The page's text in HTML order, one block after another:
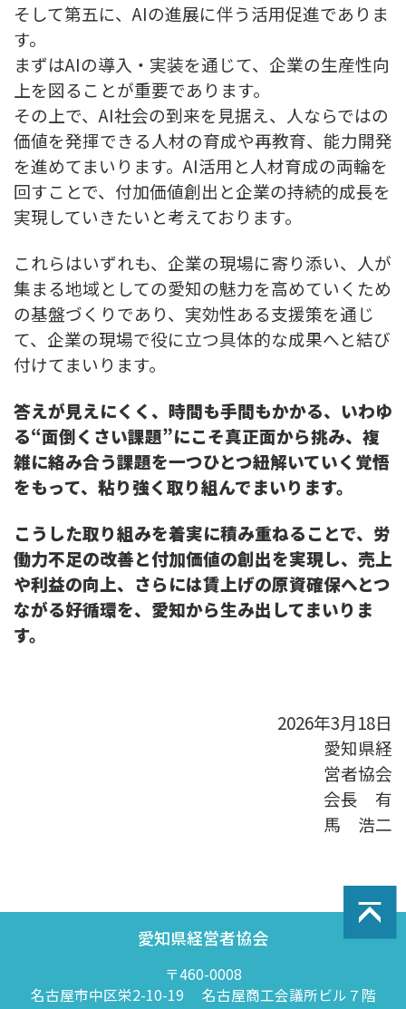
そして第五に、AIの進展に伴う活用促進でありま
す。
まずはAIの導入・実装を通じて、企業の生産性向
上を図ることが重要であります。
その上で、AI社会の到来を見据え、人ならではの
価値を発揮できる人材の育成や再教育、能力開発
を進めてまいります。AI活用と人材育成の両輪を
回すことで、付加価値創出と企業の持続的成長を
実現していきたいと考えております。
これらはいずれも、企業の現場に寄り添い、人が
集まる地域としての愛知の魅力を高めていくため
の基盤づくりであり、実効性ある支援策を通じ
て、企業の現場で役に立つ具体的な成果へと結び
付けてまいります。
答えが見えにくく、時間も手間もかかる、いわゆ
る“面倒くさい課題”にこそ真正面から挑み、複
雑に絡み合う課題を一つひとつ紐解いていく覚悟
をもって、粘り強く取り組んでまいります。
こうした取り組みを着実に積み重ねることで、労
働力不足の改善と付加価値の創出を実現し、売上
や利益の向上、さらには賃上げの原資確保へとつ
ながる好循環を、愛知から生み出してまいりま
す。
2026年3月18日
愛知県経
営者協会
会長 有
馬 浩二
愛知県経営者協会
〒460-0008
名古屋市中区栄2-10-19
名古屋商工会議所ビル７階